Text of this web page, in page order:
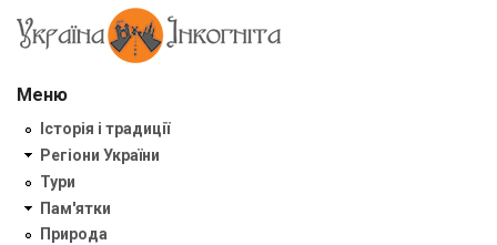
Меню
Історія і традиції
Регіони України
Тури
Пам'ятки
Природа